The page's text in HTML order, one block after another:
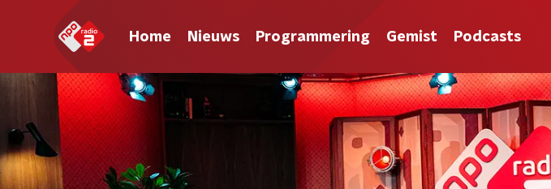
Home Nieuws Programmering Gemist Podcasts